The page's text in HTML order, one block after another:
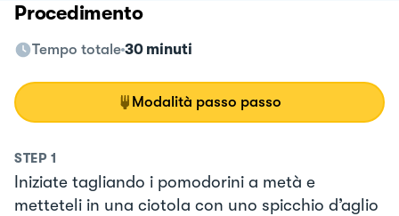
Procedimento
Tempo totale 30 minuti
Modalità passo passo
STEP 1
Iniziate tagliando i pomodorini a metà e
metteteli in una ciotola con uno spicchio d’aglio